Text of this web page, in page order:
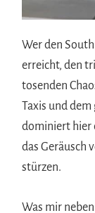
Wer den
erreicht, den
tosenden
Taxis und
dominiert hier
das Geräusch
stürzen.
Was mir